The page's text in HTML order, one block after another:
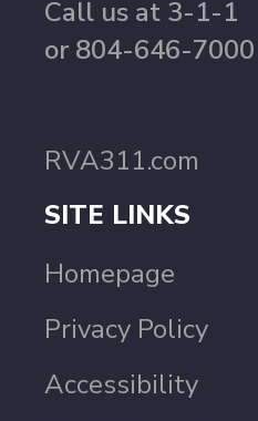
Call us at 3-1-1
or 804-646-7000
RVA311.com
SITE LINKS
Homepage
Privacy Policy
Accessibility